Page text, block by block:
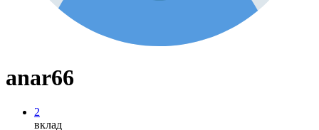
anar66
2
вклад